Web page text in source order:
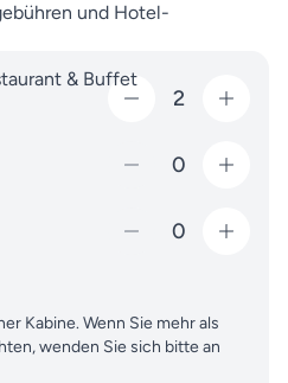
die bleiben.
und Hotel-
& Buffet
2
0
0
Kabine. Wenn Sie mehr als
wenden Sie sich bitte an